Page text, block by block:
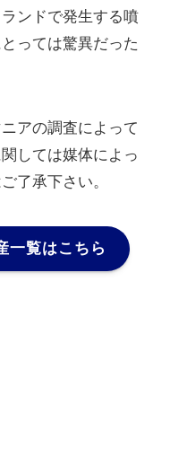
ンドで発生する噴
っては驚異だった
アの調査によって
しては媒体によっ
了承下さい。
一覧はこちら